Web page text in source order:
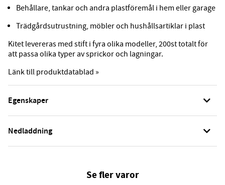
Behållare, tankar och andra plastföremål i hem eller garage
Trädgårdsutrustning, möbler och hushållsartiklar i plast
Kitet levereras med stift i fyra olika modeller, 200st totalt för
att passa olika typer av sprickor och lagningar.
Länk till produktdatablad »
Egenskaper
Nedladdning
Se fler varor